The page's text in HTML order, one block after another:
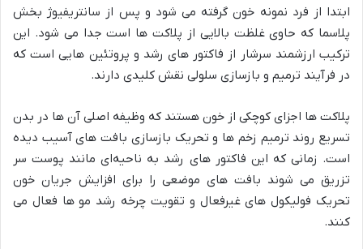
ابتدا از فرد نمونه‌ خون گرفته می‌ شود و پس از سانتریفیوژ بخش
پلاسما که حاوی غلظت بالایی از پلاکت‌ ها است جدا می‌ شود. این
ترکیب ارزشمند سرشار از فاکتور های رشد و پروتئین‌ هایی است که
در فرآیند ترمیم و بازسازی سلولی نقش کلیدی دارند.
پلاکت‌ ها اجزای کوچکی از خون هستند که وظیفه‌ اصلی آن‌ ها در بدن
تسریع روند ترمیم زخم‌ ها و تحریک بازسازی بافت‌ های آسیب‌ دیده
است. زمانی که این فاکتور های رشد به ناحیه‌ای مانند پوست سر
تزریق می‌ شوند بافت‌ های موضعی را برای افزایش جریان خون
تحریک فولیکول‌ های غیرفعال و تقویت چرخه رشد مو ها فعال می‌
کنند.